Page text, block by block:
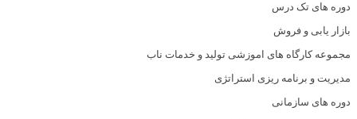
دوره های تک درس
بازار یابی و فروش
مجموعه کارگاه های اموزشی تولید و خدمات ناب
مدیریت و برنامه ریزی استراتژی
دوره های سازمانی